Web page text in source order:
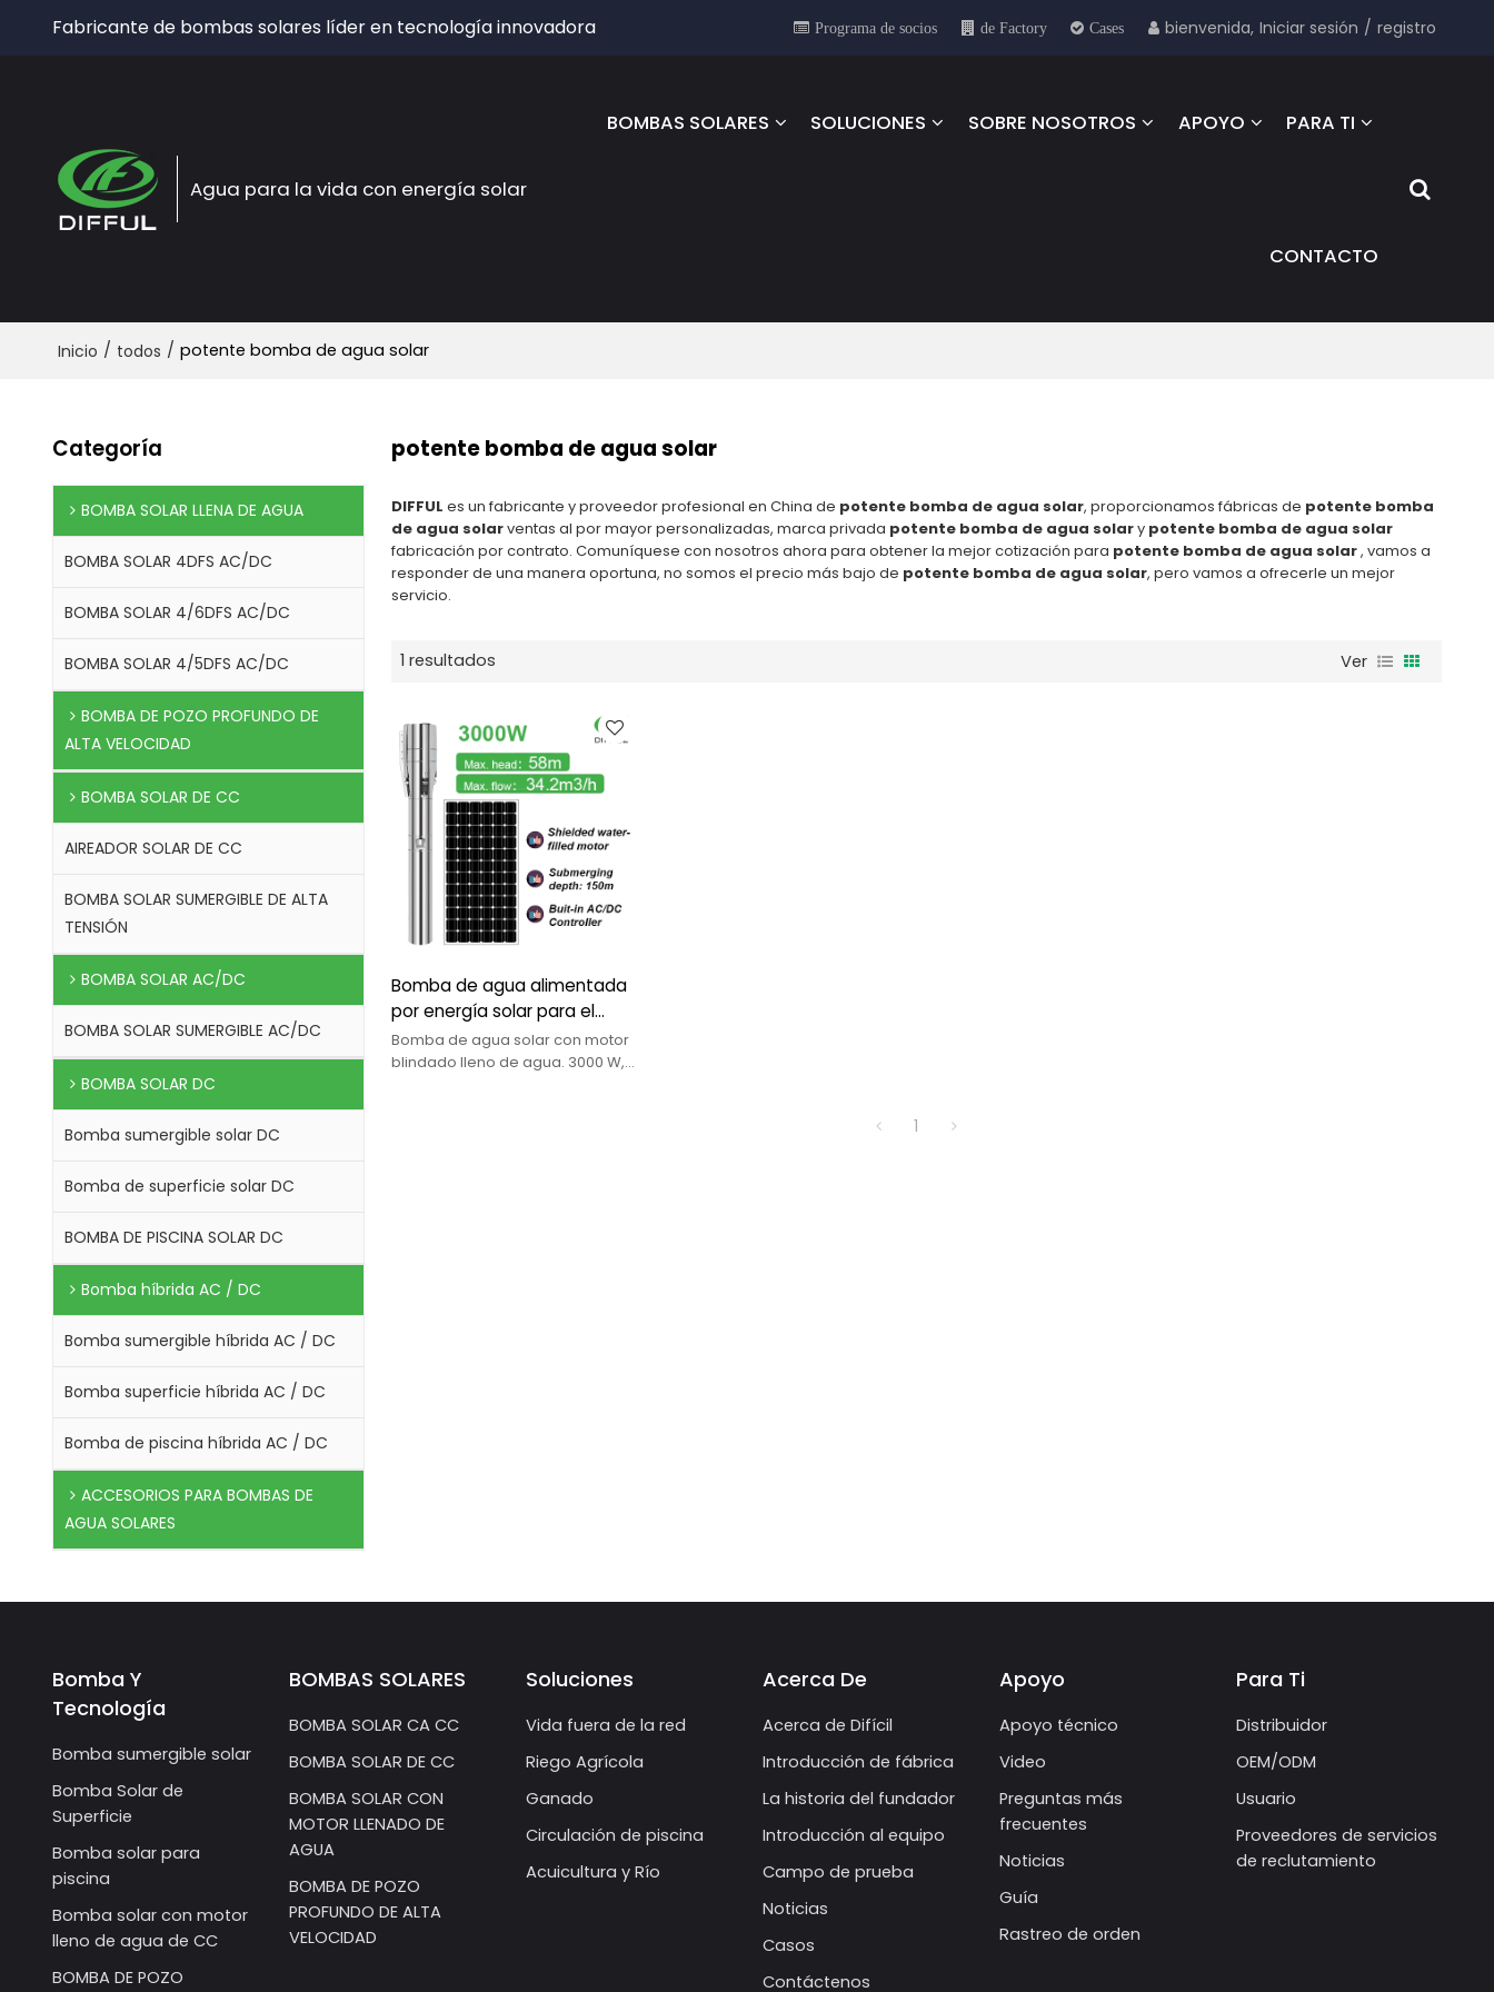
Fabricante de bombas solares líder en tecnología innovadora Programa de socios de Factory Cases bienvenida, Iniciar sesión / registro
Agua para la vida con energía solar
BOMBAS SOLARES SOLUCIONES SOBRE NOSOTROS APOYO PARA TI
CONTACTO
Inicio / todos / potente bomba de agua solar
Categoría
BOMBA SOLAR LLENA DE AGUA
BOMBA SOLAR 4DFS AC/DC
BOMBA SOLAR 4/6DFS AC/DC
BOMBA SOLAR 4/5DFS AC/DC
BOMBA DE POZO PROFUNDO DE
ALTA VELOCIDAD
BOMBA SOLAR DE CC
AIREADOR SOLAR DE CC
BOMBA SOLAR SUMERGIBLE DE ALTA
TENSIÓN
BOMBA SOLAR AC/DC
BOMBA SOLAR SUMERGIBLE AC/DC
BOMBA SOLAR DC
Bomba sumergible solar DC
Bomba de superficie solar DC
BOMBA DE PISCINA SOLAR DC
Bomba híbrida AC / DC
Bomba sumergible híbrida AC / DC
Bomba superficie híbrida AC / DC
Bomba de piscina híbrida AC / DC
ACCESORIOS PARA BOMBAS DE
AGUA SOLARES
potente bomba de agua solar
DIFFUL es un fabricante y proveedor profesional en China de potente bomba de agua solar, proporcionamos fábricas de potente bomba
de agua solarventas al por mayor personalizadas, marca privada potente bomba de agua solary potente bomba de agua solar
fabricación por contrato. Comuníquese con nosotros ahora para obtener la mejor cotización para potente bomba de agua solar, vamos a
responder de una manera oportuna, no somos el precio más bajo de potente bomba de agua solar, pero vamos a ofrecerle un mejor
servicio.
1 resultados Ver
Bomba de agua alimentada
por energía solar para el
hogar, fabricante de bomba
sumergible solar, bomba de
Bomba de agua solar con motor
blindado lleno de agua. 3000 W,
1
Bomba Y
Tecnología
Bomba sumergible solar
Bomba Solar de
Superficie
Bomba solar para
piscina
Bomba solar con motor
lleno de agua de CC
BOMBA DE POZO
BOMBAS SOLARES
BOMBA SOLAR CA CC
BOMBA SOLAR DE CC
BOMBA SOLAR CON
MOTOR LLENADO DE
AGUA
BOMBA DE POZO
PROFUNDO DE ALTA
VELOCIDAD
Soluciones
Vida fuera de la red
Riego Agrícola
Ganado
Circulación de piscina
Acuicultura y Río
Acerca De
Acerca de Difícil
Introducción de fábrica
La historia del fundador
Introducción al equipo
Campo de prueba
Noticias
Casos
Contáctenos
Apoyo
Apoyo técnico
Video
Preguntas más
frecuentes
Noticias
Guía
Rastreo de orden
Para Ti
Distribuidor
OEM/ODM
Usuario
Proveedores de servicios
de reclutamiento